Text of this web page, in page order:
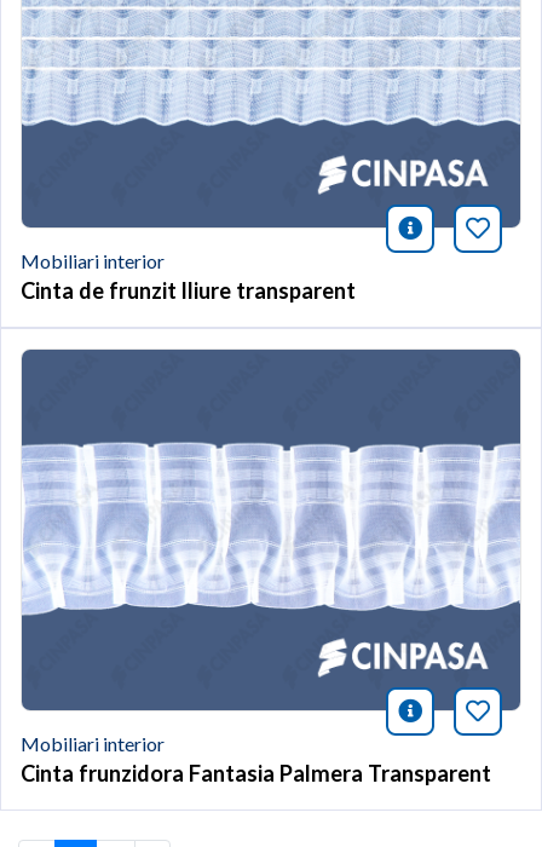
icono
Mobiliari interior
Cinta de frunzit lliure transparent
icono
Mobiliari interior
Cinta frunzidora Fantasia Palmera Transparent